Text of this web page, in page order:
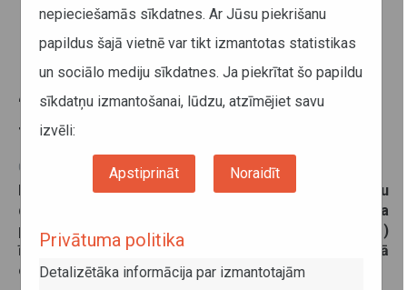
Būvdarbu dēļ Salaspilī vienai
reģionālo autobusu pieturai
“Dzelzceļa pārbrauktuve” īslaicīgi
tiks mainīta atrašanās vieta
05. jūnijs 2026
No šī gada 5. jūnija plkst. 14.00 līdz 8. jūnijam būvdarbu
dēļ Salaspils reģionālo autobusu pietura “Dzelzceļa
pārbrauktuve” (ceļa labajā pusē jeb tuvāk Pīļu dīķim)
īslaicīgi tiks pārcelta par 100 metriem tālāk, kur tā
oriģināli pirms būvdarbiem atradās.
nepieciešamās sīkdatnes. Ar Jūsu piekrišanu
papildus šajā vietnē var tikt izmantotas statistikas
un sociālo mediju sīkdatnes. Ja piekrītat šo papildu
sīkdatņu izmantošanai, lūdzu, atzīmējiet savu
izvēli:
Apstiprināt Noraidīt
Privātuma politika
Detalizētāka informācija par izmantotajām